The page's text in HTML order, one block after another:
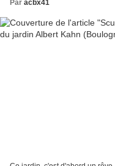
Par acbx41